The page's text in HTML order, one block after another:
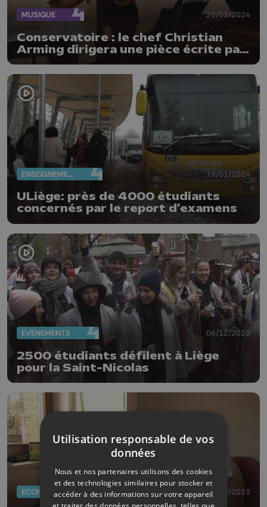
MUSIQUE 26/02/2024
Conservatoire : le chef Christian
Arming dirigera une pièce écrite par
Nathanaël Paulis, un étudiant en
composition
ENSEIGNEMENT 19/01/2024
ULiège: près de 4000 étudiants
concernés par le report d'examens
EVÈNEMENTS 06/12/2023
2500 étudiants défilent à Liège
pour la Saint-Nicolas
ECONOMIE 05/09/2023
Utilisation responsable de vos
données
Nous et nos partenaires utilisons des cookies
et des technologies similaires pour stocker et
accéder à des informations sur votre appareil